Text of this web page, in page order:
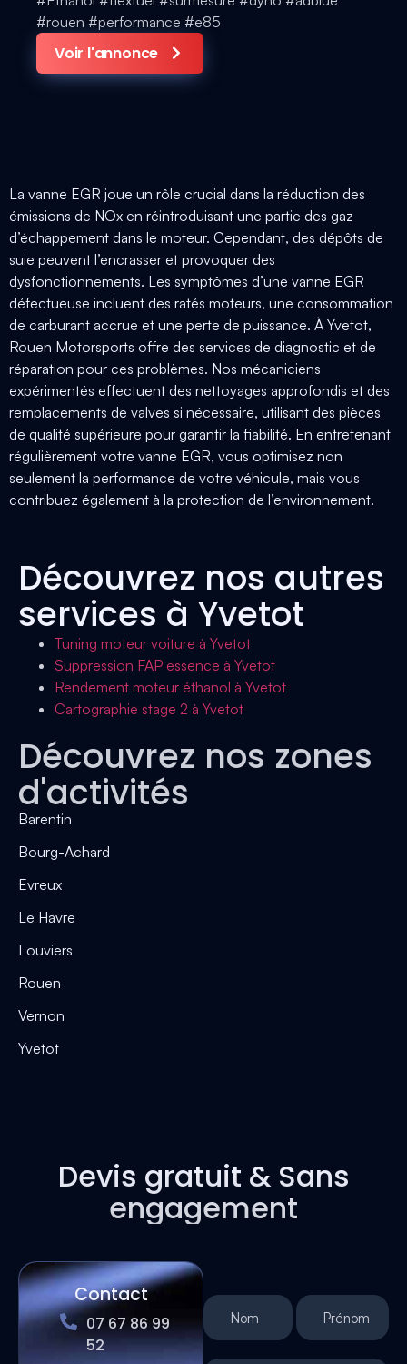
#rouen #performance #e85
Voir l'annonce
La vanne EGR joue un rôle crucial dans la réduction des
émissions de NOx en réintroduisant une partie des gaz
d’échappement dans le moteur. Cependant, des dépôts de
suie peuvent l’encrasser et provoquer des
dysfonctionnements. Les symptômes d’une vanne EGR
défectueuse incluent des ratés moteurs, une consommation
de carburant accrue et une perte de puissance. À Yvetot,
Rouen Motorsports offre des services de diagnostic et de
réparation pour ces problèmes. Nos mécaniciens
expérimentés effectuent des nettoyages approfondis et des
remplacements de valves si nécessaire, utilisant des pièces
de qualité supérieure pour garantir la fiabilité. En entretenant
régulièrement votre vanne EGR, vous optimisez non
seulement la performance de votre véhicule, mais vous
contribuez également à la protection de l’environnement.
Découvrez nos autres
services à Yvetot
Tuning moteur voiture à Yvetot
Suppression FAP essence à Yvetot
Rendement moteur éthanol à Yvetot
Cartographie stage 2 à Yvetot
Découvrez nos zones
d'activités
Barentin
Bourg-Achard
Evreux
Le Havre
Louviers
Rouen
Vernon
Yvetot
Devis gratuit & Sans
engagement
Contact
07 67 86 99
52